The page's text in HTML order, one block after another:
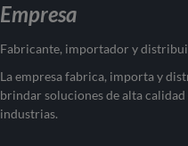
Empresa
Fabricante, importador y
La empresa fabrica, importa y
brindar soluciones de alta
industrias.